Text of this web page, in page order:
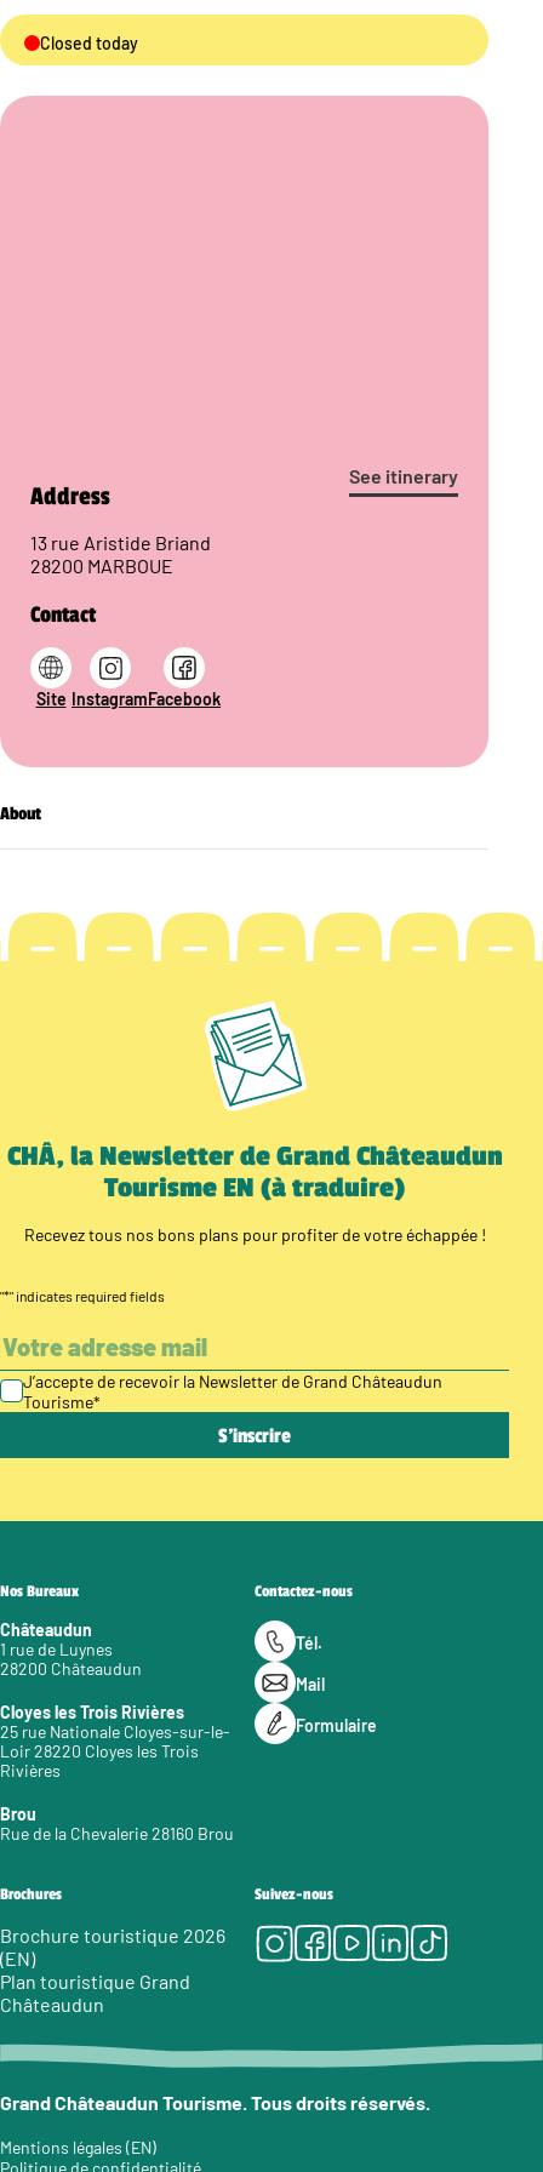
Closed today
See itinerary
Address
13 rue Aristide Briand
28200 MARBOUE
Contact
Site InstagramFacebook
About
CHÂ, la Newsletter de Grand Châteaudun
Tourisme EN (à traduire)
Recevez tous nos bons plans pour profiter de votre échappée !
"*" indicates required fields
J’accepte de recevoir la Newsletter de Grand Châteaudun
Tourisme*
Nos Bureaux
Châteaudun
1 rue de Luynes
28200 Châteaudun
Cloyes les Trois Rivières
25 rue Nationale Cloyes-sur-le-
Loir 28220 Cloyes les Trois
Rivières
Brou
Rue de la Chevalerie 28160 Brou
Contactez-nous
Tél.
Mail
Formulaire
Brochures
Brochure touristique 2026
(EN)
Plan touristique Grand
Châteaudun
Suivez-nous
Instagram
Facebook
Youtube
LinkedIn
Tiktok
Grand Châteaudun Tourisme. Tous droits réservés.
Mentions légales (EN)